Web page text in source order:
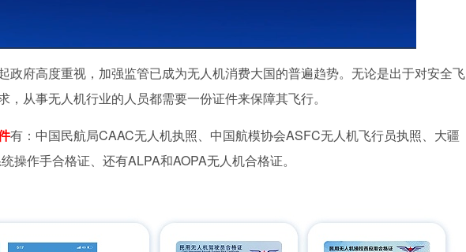
政府高度重视，加强监管已成为无人机消费大国的普遍趋势。无论是出于对安全飞
从事无人机行业的人员都需要一份证件来保障其飞行。
有：中国民航局CAAC无人机执照、中国航模协会ASFC无人机飞行员执照、大疆
操作手合格证、还有ALPA和AOPA无人机合格证。